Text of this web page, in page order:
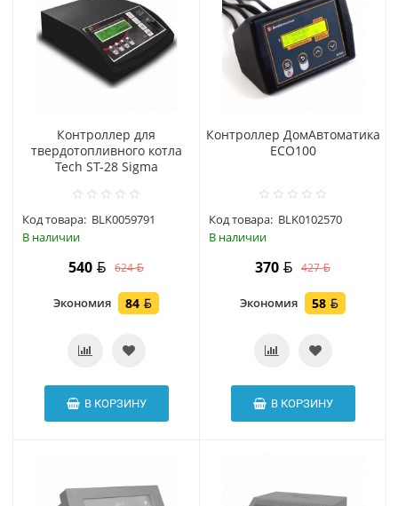
Контроллер для
твердотопливного котла
Tech ST-28 Sigma
Код товара: BLK0059791
В наличии
540 624
Экономия 84
В КОРЗИНУ
Контроллер ДомАвтоматика
ECO100
Код товара: BLK0102570
В наличии
370 427
Экономия 58
В КОРЗИНУ